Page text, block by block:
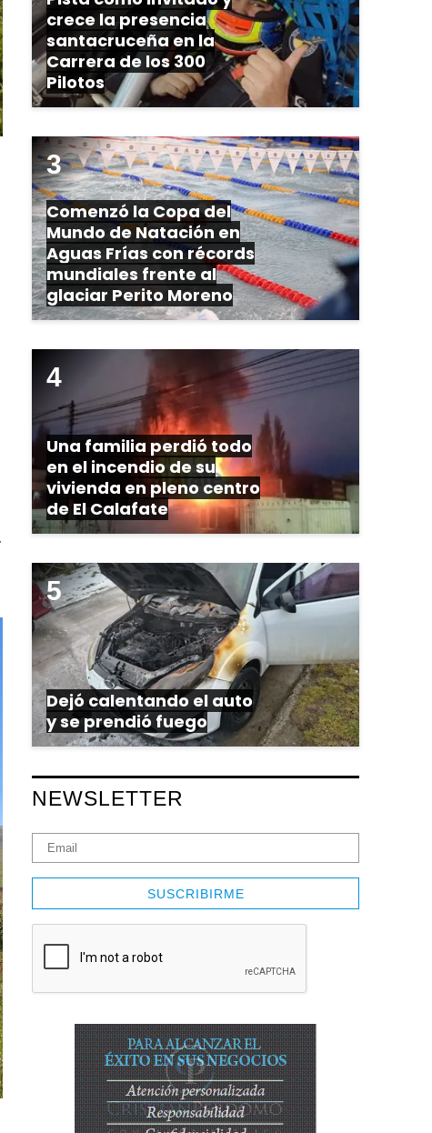
crece la presencia
santacruceña en la
Carrera de los 300
Pilotos
Comenzó la Copa del
Mundo de Natación en
Aguas Frías con récords
mundiales frente al
glaciar Perito Moreno
Una familia perdió todo
en el incendio de su
vivienda en pleno centro
de El Calafate
Dejó calentando el auto
y se prendió fuego
NEWSLETTER
SUSCRIBIRME